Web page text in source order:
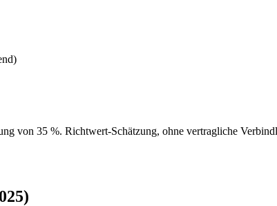
von 35 %. Richtwert-Schätzung, ohne vertragliche